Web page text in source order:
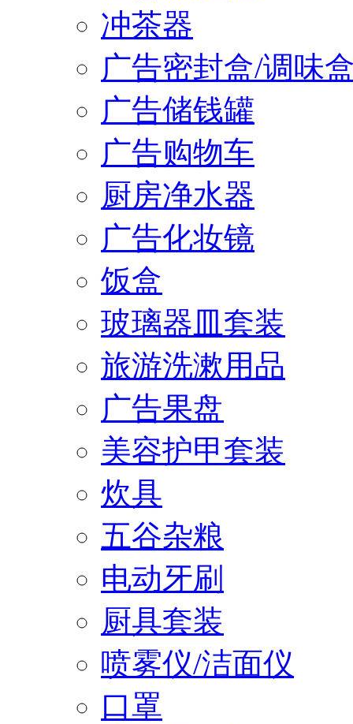
冲茶器
广告密封盒/调味
广告储钱罐
广告购物车
厨房净水器
广告化妆镜
饭盒
玻璃器皿套装
旅游洗漱用品
广告果盘
美容护甲套装
炊具
五谷杂粮
电动牙刷
厨具套装
喷雾仪/洁面仪
口罩